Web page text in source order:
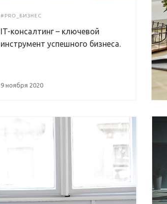
#PRO_БИЗНЕС
IT-консалтинг – ключевой
инструмент успешного бизнеса.
9 ноября 2020